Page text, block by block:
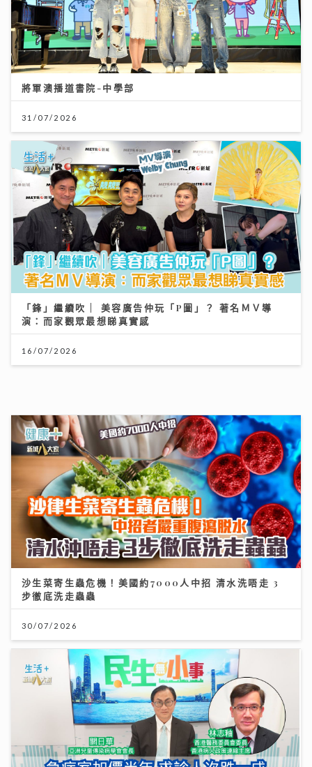
將軍澳播道書院-中學部
31/07/2026
「鋒」繼續吹 | 美容廣告仲玩「P圖」？ 著名ＭＶ導
演：而家觀眾最想睇真實感
16/07/2026
沙生菜寄生蟲危機！美國約7000人中招 清水洗唔走 3
步徹底洗走蟲蟲
30/07/2026